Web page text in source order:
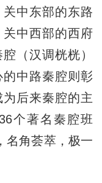
中东部的东路
中西部的西府
（汉调桄桄）
中路秦腔则彰
后来秦腔的主
个著名秦腔班
名角荟萃，极一